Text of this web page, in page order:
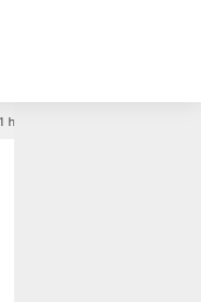
& Politik
lalu